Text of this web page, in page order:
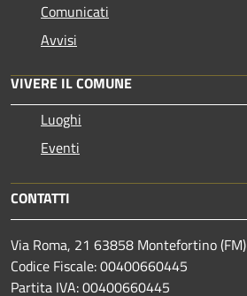
Comunicati
Avvisi
VIVERE IL COMUNE
Luoghi
Eventi
CONTATTI
Via Roma, 21 63858 Montefortino (FM)
Codice Fiscale: 00400660445
Partita IVA: 00400660445